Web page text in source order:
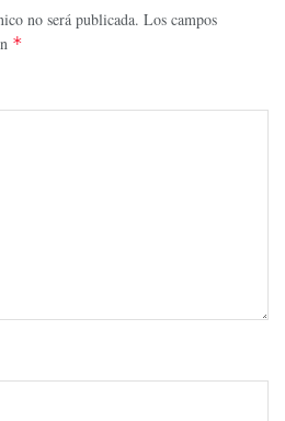
no será publicada. Los campos
*